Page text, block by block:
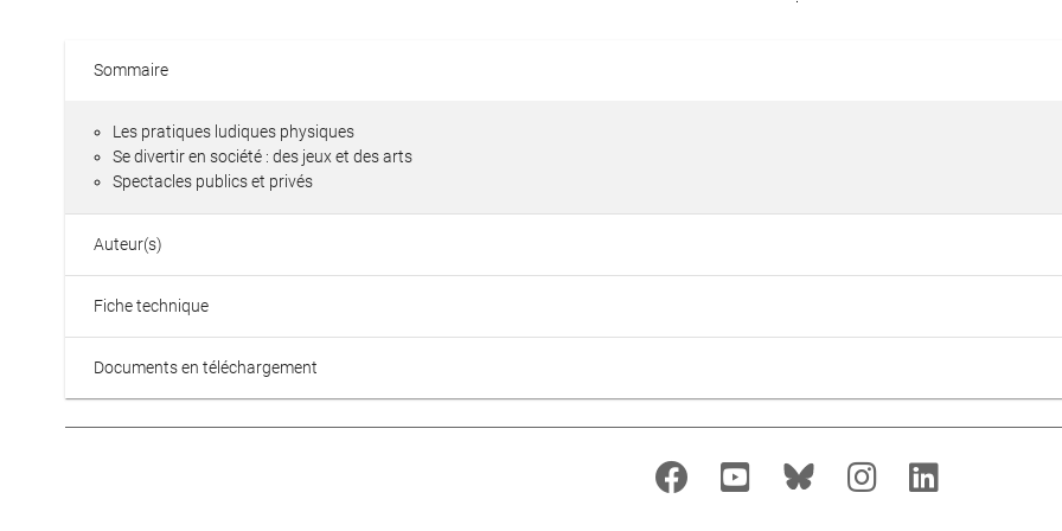
Sommaire
Les pratiques ludiques physiques
Se divertir en société : des jeux et des arts
Spectacles publics et privés
Auteur(s)
Fiche technique
Documents en téléchargement